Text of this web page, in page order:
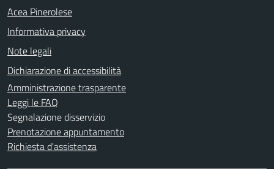
Acea Pinerolese
Informativa privacy
Note legali
Dichiarazione di accessibilità
Amministrazione trasparente
Leggi le FAQ
Segnalazione disservizio
Prenotazione appuntamento
Richiesta d'assistenza